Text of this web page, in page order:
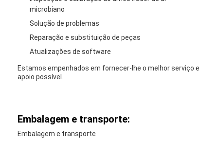
microbiano
Solução de problemas
Reparação e substituição de peças
Atualizações de software
Estamos empenhados em fornecer-lhe o melhor serviço e
apoio possível.
Embalagem e transporte:
Embalagem e transporte